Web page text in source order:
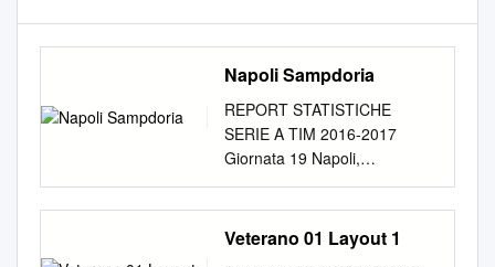
Napoli Sampdoria
REPORT STATISTICHE
SERIE A TIM 2016-2017
Giornata 19 Napoli,
07/01/2017 STADIO SAN
PAOLO 20:45 NAPOLI NAP 2
1 SAM SAMPDORIA
FORMAZIONI NAPOLI
Veterano 01 Layout 1